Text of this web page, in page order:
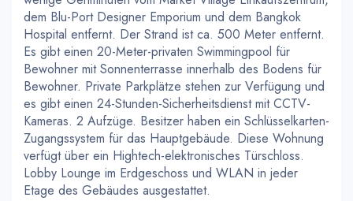
dem Blu-Port Designer Emporium und dem Bangkok
Hospital entfernt. Der Strand ist ca. 500 Meter entfernt.
Es gibt einen 20-Meter-privaten Swimmingpool für
Bewohner mit Sonnenterrasse innerhalb des Bodens für
Bewohner. Private Parkplätze stehen zur Verfügung und
es gibt einen 24-Stunden-Sicherheitsdienst mit CCTV-
Kameras. 2 Aufzüge. Besitzer haben ein Schlüsselkarten-
Zugangssystem für das Hauptgebäude. Diese Wohnung
verfügt über ein Hightech-elektronisches Türschloss.
Lobby Lounge im Erdgeschoss und WLAN in jeder
Etage des Gebäudes ausgestattet.